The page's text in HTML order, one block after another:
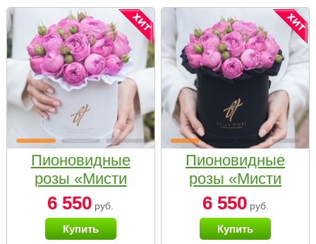
Пионовидные
розы «Мисти
бабблс» в белой
коробке Small
6 550 руб.
Купить
Пионовидные
розы «Мисти
бабблс» в
черной коробке
Small
6 550руб.
Купить